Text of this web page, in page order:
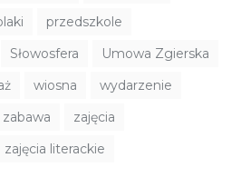
przedszkole
Słowosfera
Umowa Zgierska
wiosna
wydarzenie
zabawa
zajęcia
zajęcia literackie